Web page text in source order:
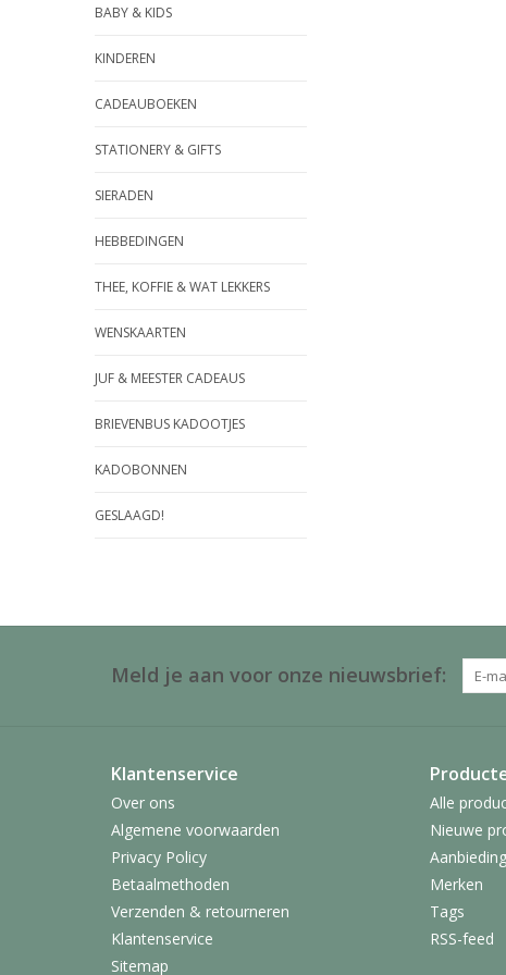
BABY & KIDS
KINDEREN
CADEAUBOEKEN
STATIONERY & GIFTS
SIERADEN
HEBBEDINGEN
THEE, KOFFIE & WAT LEKKERS
WENSKAARTEN
JUF & MEESTER CADEAUS
BRIEVENBUS KADOOTJES
KADOBONNEN
GESLAAGD!
Meld je aan voor onze nieuwsbrief:
Klantenservice
Over ons
Algemene voorwaarden
Privacy Policy
Betaalmethoden
Verzenden & retourneren
Klantenservice
Sitemap
Alle
Nieuwe
Merken
Tags
RSS-feed